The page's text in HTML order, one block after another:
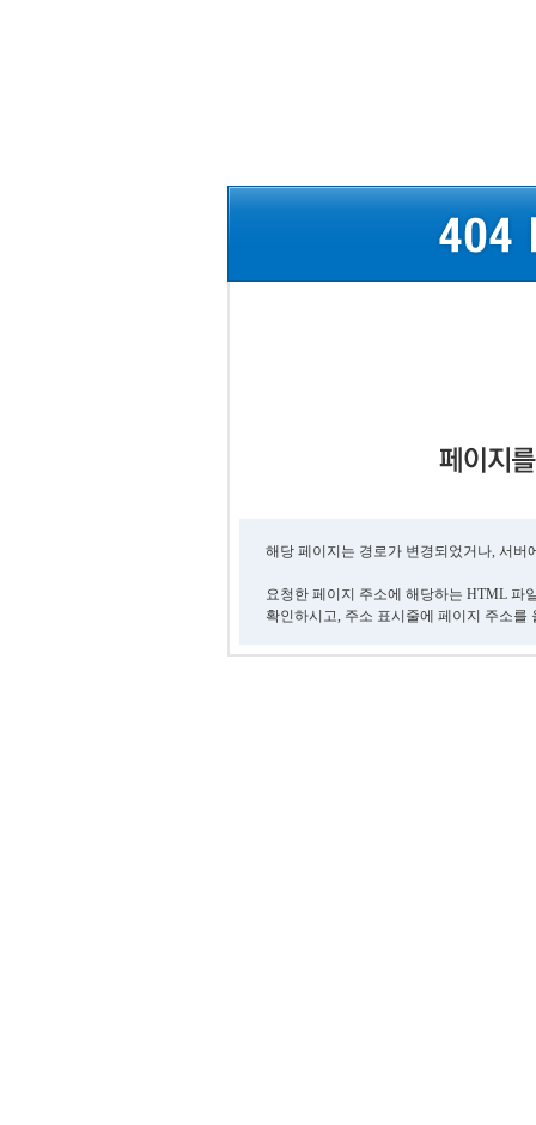
해당 페이지는 경로가 변경되었거나, 서
요청한 페이지 주소에 해당하는 HTML 파
확인하시고, 주소 표시줄에 페이지 주소